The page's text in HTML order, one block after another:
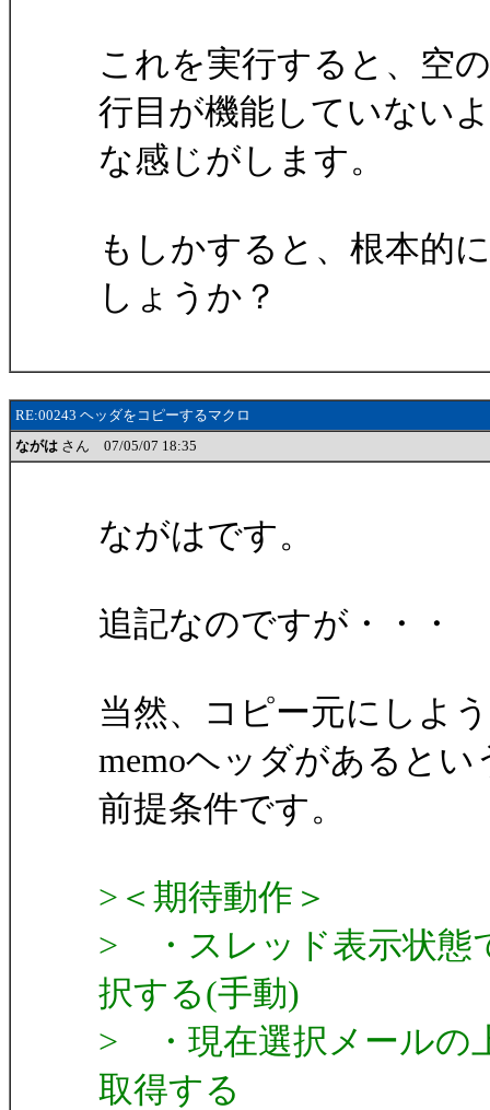
これを実行すると、空
行目が機能していない
な感じがします。
もしかすると、根本的
しょうか？
RE:00243 ヘッダをコピーするマクロ
ながは さん 07/05/07 18:35
ながはです。
追記なのですが・・・
当然、コピー元にしよ
memoヘッダがあるとい
前提条件です。
>＜期待動作＞
> ・スレッド表示状態
択する(手動)
> ・現在選択メールの
取得する